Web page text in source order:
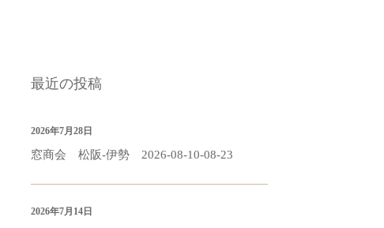
最近の投稿
窓商会 松阪-伊勢 2026-08-10-08-23
2026年7月28日
2026年7月14日